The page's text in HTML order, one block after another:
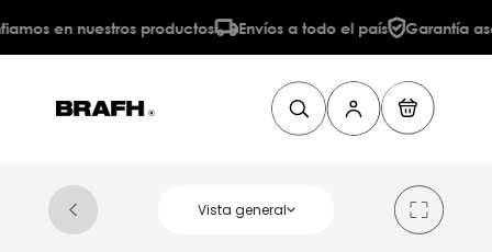
en nuestros productos Envíos a todo el país Garantía
Vista general